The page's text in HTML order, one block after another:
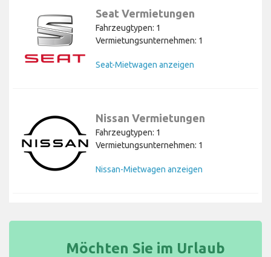
Seat Vermietungen
Fahrzeugtypen: 1
Vermietungsunternehmen: 1
Seat-Mietwagen anzeigen
Nissan Vermietungen
Fahrzeugtypen: 1
Vermietungsunternehmen: 1
Nissan-Mietwagen anzeigen
Möchten Sie im Urlaub